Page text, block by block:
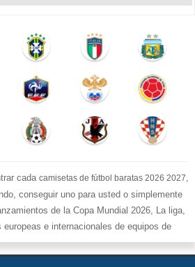
cada camisetas de fútbol baratas 2026 2027,
conseguir uno para usted o simplemente
de la Copa Mundial 2026, La liga,
e internacionales de equipos de
baratas replicasen la tienda deportiva